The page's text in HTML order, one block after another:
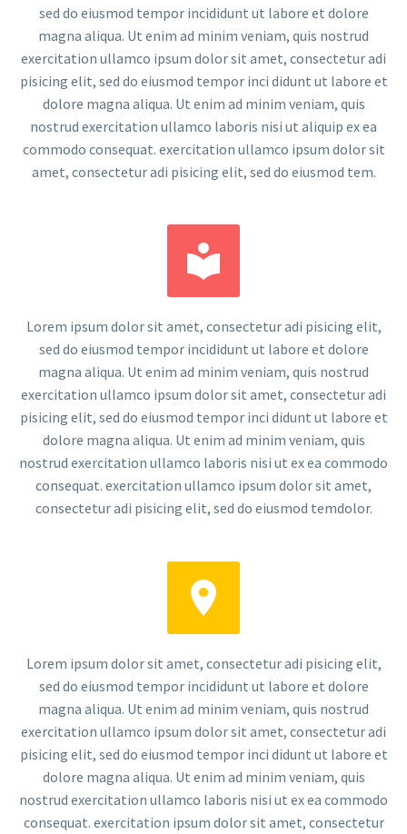
sed do eiusmod tempor incididunt ut labore et dolore
magna aliqua. Ut enim ad minim veniam, quis nostrud
exercitation ullamco ipsum dolor sit amet, consectetur adi
pisicing elit, sed do eiusmod tempor inci didunt ut labore et
dolore magna aliqua. Ut enim ad minim veniam, quis
nostrud exercitation ullamco laboris nisi ut aliquip ex ea
commodo consequat. exercitation ullamco ipsum dolor sit
amet, consectetur adi pisicing elit, sed do eiusmod tem.


Lorem ipsum dolor sit amet, consectetur adi pisicing elit,
sed do eiusmod tempor incididunt ut labore et dolore
magna aliqua. Ut enim ad minim veniam, quis nostrud
exercitation ullamco ipsum dolor sit amet, consectetur adi
pisicing elit, sed do eiusmod tempor inci didunt ut labore et
dolore magna aliqua. Ut enim ad minim veniam, quis
nostrud exercitation ullamco laboris nisi ut ex ea commodo
consequat. exercitation ullamco ipsum dolor sit amet,
consectetur adi pisicing elit, sed do eiusmod temdolor.


Lorem ipsum dolor sit amet, consectetur adi pisicing elit,
sed do eiusmod tempor incididunt ut labore et dolore
magna aliqua. Ut enim ad minim veniam, quis nostrud
exercitation ullamco ipsum dolor sit amet, consectetur adi
pisicing elit, sed do eiusmod tempor inci didunt ut labore et
dolore magna aliqua. Ut enim ad minim veniam, quis
nostrud exercitation ullamco laboris nisi ut ex ea commodo
consequat. exercitation ipsum dolor sit amet, consectetur